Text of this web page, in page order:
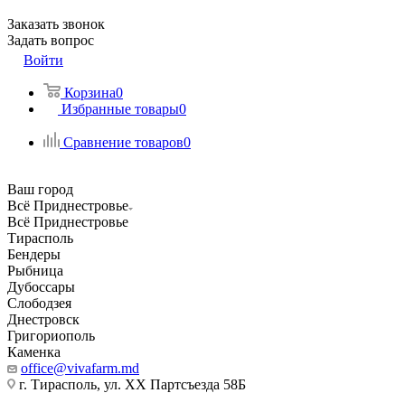
Заказать звонок
Задать вопрос
Войти
Корзина0
Избранные товары0
Сравнение товаров0
Ваш город
Всё Приднестровье
Всё Приднестровье
Тирасполь
Бендеры
Рыбница
Дубоссары
Слободзея
Днестровск
Григориополь
Каменка
office@vivafarm.md
г. Тирасполь, ул. ХХ Партсъезда 58Б